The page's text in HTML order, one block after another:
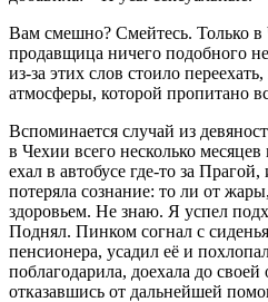
Вам смешно? Смейтесь. Только
продавщица ничего подобного
из-за этих слов стоило
атмосферы, которой пропитано
Вспоминается случай из
в Чехии всего несколько
ехал в автобусе где-то за
потеряла сознание: то ли от
здоровьем. Не знаю. Я успел
Поднял. Пинком согнал с
пенсионера, усадил её и
поблагодарила, доехала до
отказавшись от дальнейшей